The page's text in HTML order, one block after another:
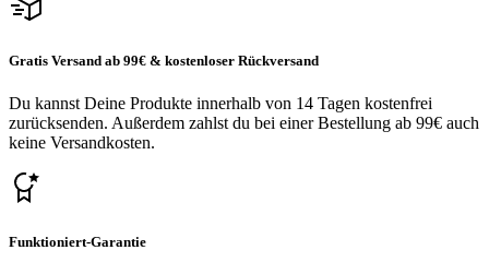
Gratis Versand ab 99€ & kostenloser Rückversand
Du kannst Deine Produkte innerhalb von 14 Tagen kostenfrei
zurücksenden. Außerdem zahlst du bei einer Bestellung ab 99€ auch
keine Versandkosten.
Funktioniert-Garantie